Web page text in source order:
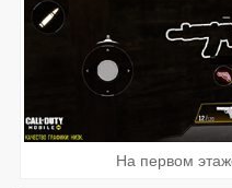
На первом